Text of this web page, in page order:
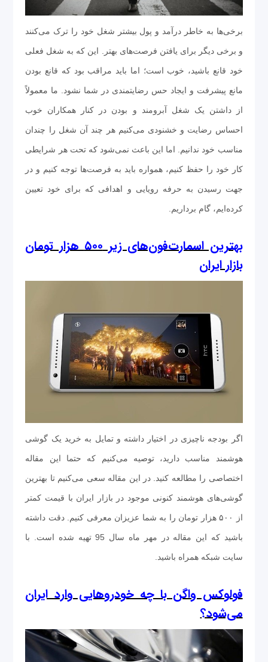
برخی‌ها به خاطر درآمد و پول بیشتر شغل خود را ترک می‌کنند
و برخی دیگر برای یافتن فرصت‌های بهتر. این که به شغل فعلی
خود قانع باشید، خوب است؛ اما باید مراقب بود که قانع بودن
مانع پیشرفت و ایجاد حس رضایتمندی در شما نشود. ما معمولاً
از داشتن یک شغل آبرومند و بودن در کنار همکاران خوب
احساس رضایت و خشنودی می‌کنیم هر چند آن شغل را چندان
مناسب خود ندانیم. اما این باعث نمی‌شود که تحت هر شرایطی
کار خود را حفظ کنیم، همواره باید به فرصت‌ها توجه کنیم و در
جهت رسیدن به حرفه رویایی و اهدافی که برای خود تعیین
کرده‌ایم، گام برداریم.
بهترین اسمارت‌فون‌های زیر ۵۰۰ هزار تومان
بازار ایران
اگر بودجه ناچیزی در اختیار داشته و تمایل به خرید یک گوشی
هوشمند مناسب دارید، توصیه می‌کنیم که حتما این مقاله
اختصاصی را مطالعه کنید. در این مقاله سعی می‌کنیم تا بهترین
گوشی‌های هوشمند کنونی موجود در بازار ایران با قیمت کمتر
از ۵۰۰ هزار تومان را به شما عزیزان معرفی کنیم. دقت داشته
باشید که این مقاله در مهر ماه سال 95 تهیه شده است. با
سایت شبکه همراه باشید.
فولوکس واگن با چه خودروهایی وارد ایران
می‌شود؟